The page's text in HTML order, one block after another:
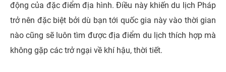
động của đặc điểm địa hình. Điều này khiến du lịch Pháp
trở nên đặc biệt bởi dù bạn tới quốc gia này vào thời gian
nào cũng sẽ luôn tìm được địa điểm du lịch thích hợp mà
không gặp các trở ngại về khí hậu, thời tiết.